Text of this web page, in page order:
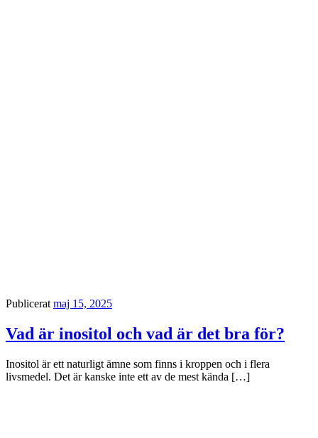
Publicerat maj 15, 2025
Vad är inositol och vad är det bra för?
Inositol är ett naturligt ämne som finns i kroppen och i flera
livsmedel. Det är kanske inte ett av de mest kända […]